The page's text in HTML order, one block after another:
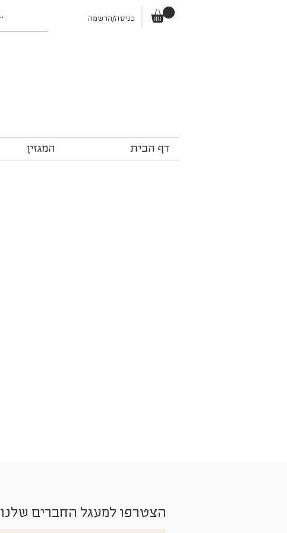
כניסה/הרשמה
דף הבית המגזין
הצטרפו למעגל החברים שלנו